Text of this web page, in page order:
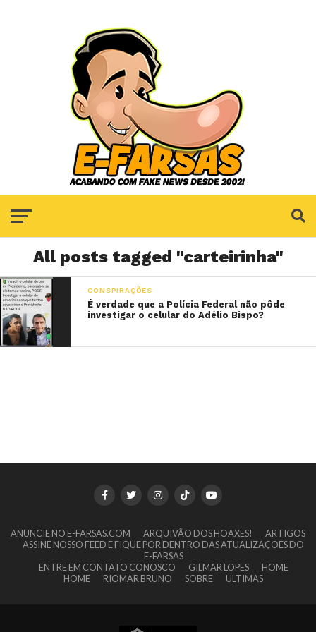
All posts tagged "carteirinha"
CONSPIRAÇÕES
É verdade que a Polícia Federal não pôde
investigar o celular do Adélio Bispo?
ANUNCIE NO E-FARSAS.COM ARQUIVÃO DOS HOAXES!
ARTIGOS
ASSINE NOSSO FEED E FIQUE POR DENTRO DAS ATUALIZAÇÕES DO
E-FARSAS
ENTRE EM CONTATO CONOSCO
GILMAR LOPES
HOME
HOME
RIOMAR BRUNO SOBRE ULTIMAS